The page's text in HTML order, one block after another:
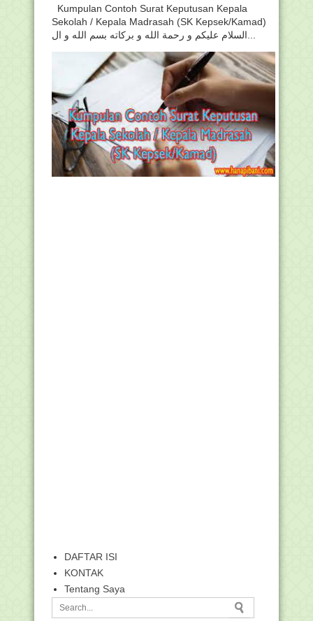
Kumpulan Contoh Surat Keputusan Kepala
Sekolah / Kepala Madrasah (SK Kepsek/Kamad)
DAFTAR ISI
KONTAK
Tentang Saya